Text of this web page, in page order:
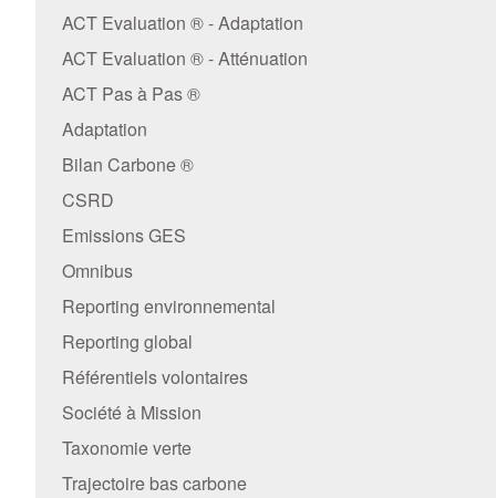
ACT Evaluation ® - Adaptation
ACT Evaluation ® - Atténuation
ACT Pas à Pas ®
Adaptation
Bilan Carbone ®
CSRD
Emissions GES
Omnibus
Reporting environnemental
Reporting global
Référentiels volontaires
Société à Mission
Taxonomie verte
Trajectoire bas carbone